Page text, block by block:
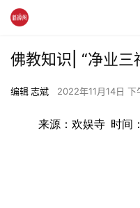
佛教知识| “净业三
编辑 志斌 2022年11月14日
来源：欢娱寺  时间